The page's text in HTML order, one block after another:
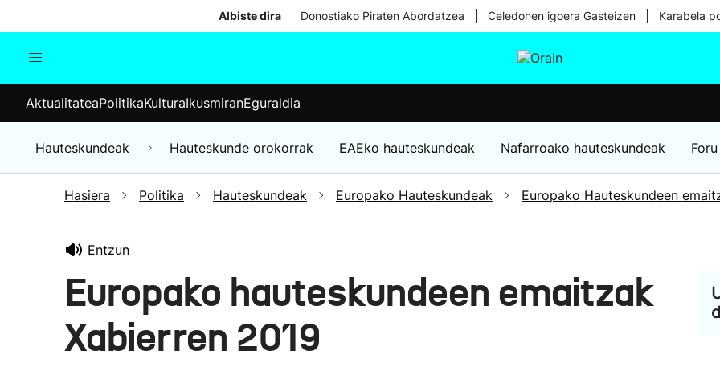
Albiste dira Donostiako Piraten Abordatzea Celedonen igoera Gasteizen Karabela
Munduko albisteak
Hauteskundeak
AktualitateaPolitikaKulturaIkusmiranEguraldia
Hauteskundeak Hauteskunde orokorrak EAEko hauteskundeak Nafarroako hauteskundeak
Hasiera Politika Hauteskundeak Europako Hauteskundeak Europako Hauteskundeen
Entzun
Europako hauteskundeen emaitzak
Xabierren 2019